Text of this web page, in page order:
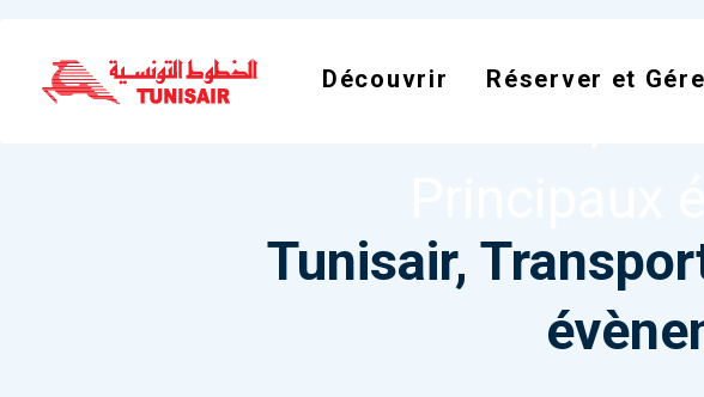
Découvrir Réserver et
Tunisair,